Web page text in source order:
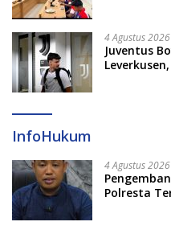
4 Agustus
Juventus
InfoHukum
4 Agustus
Polresta